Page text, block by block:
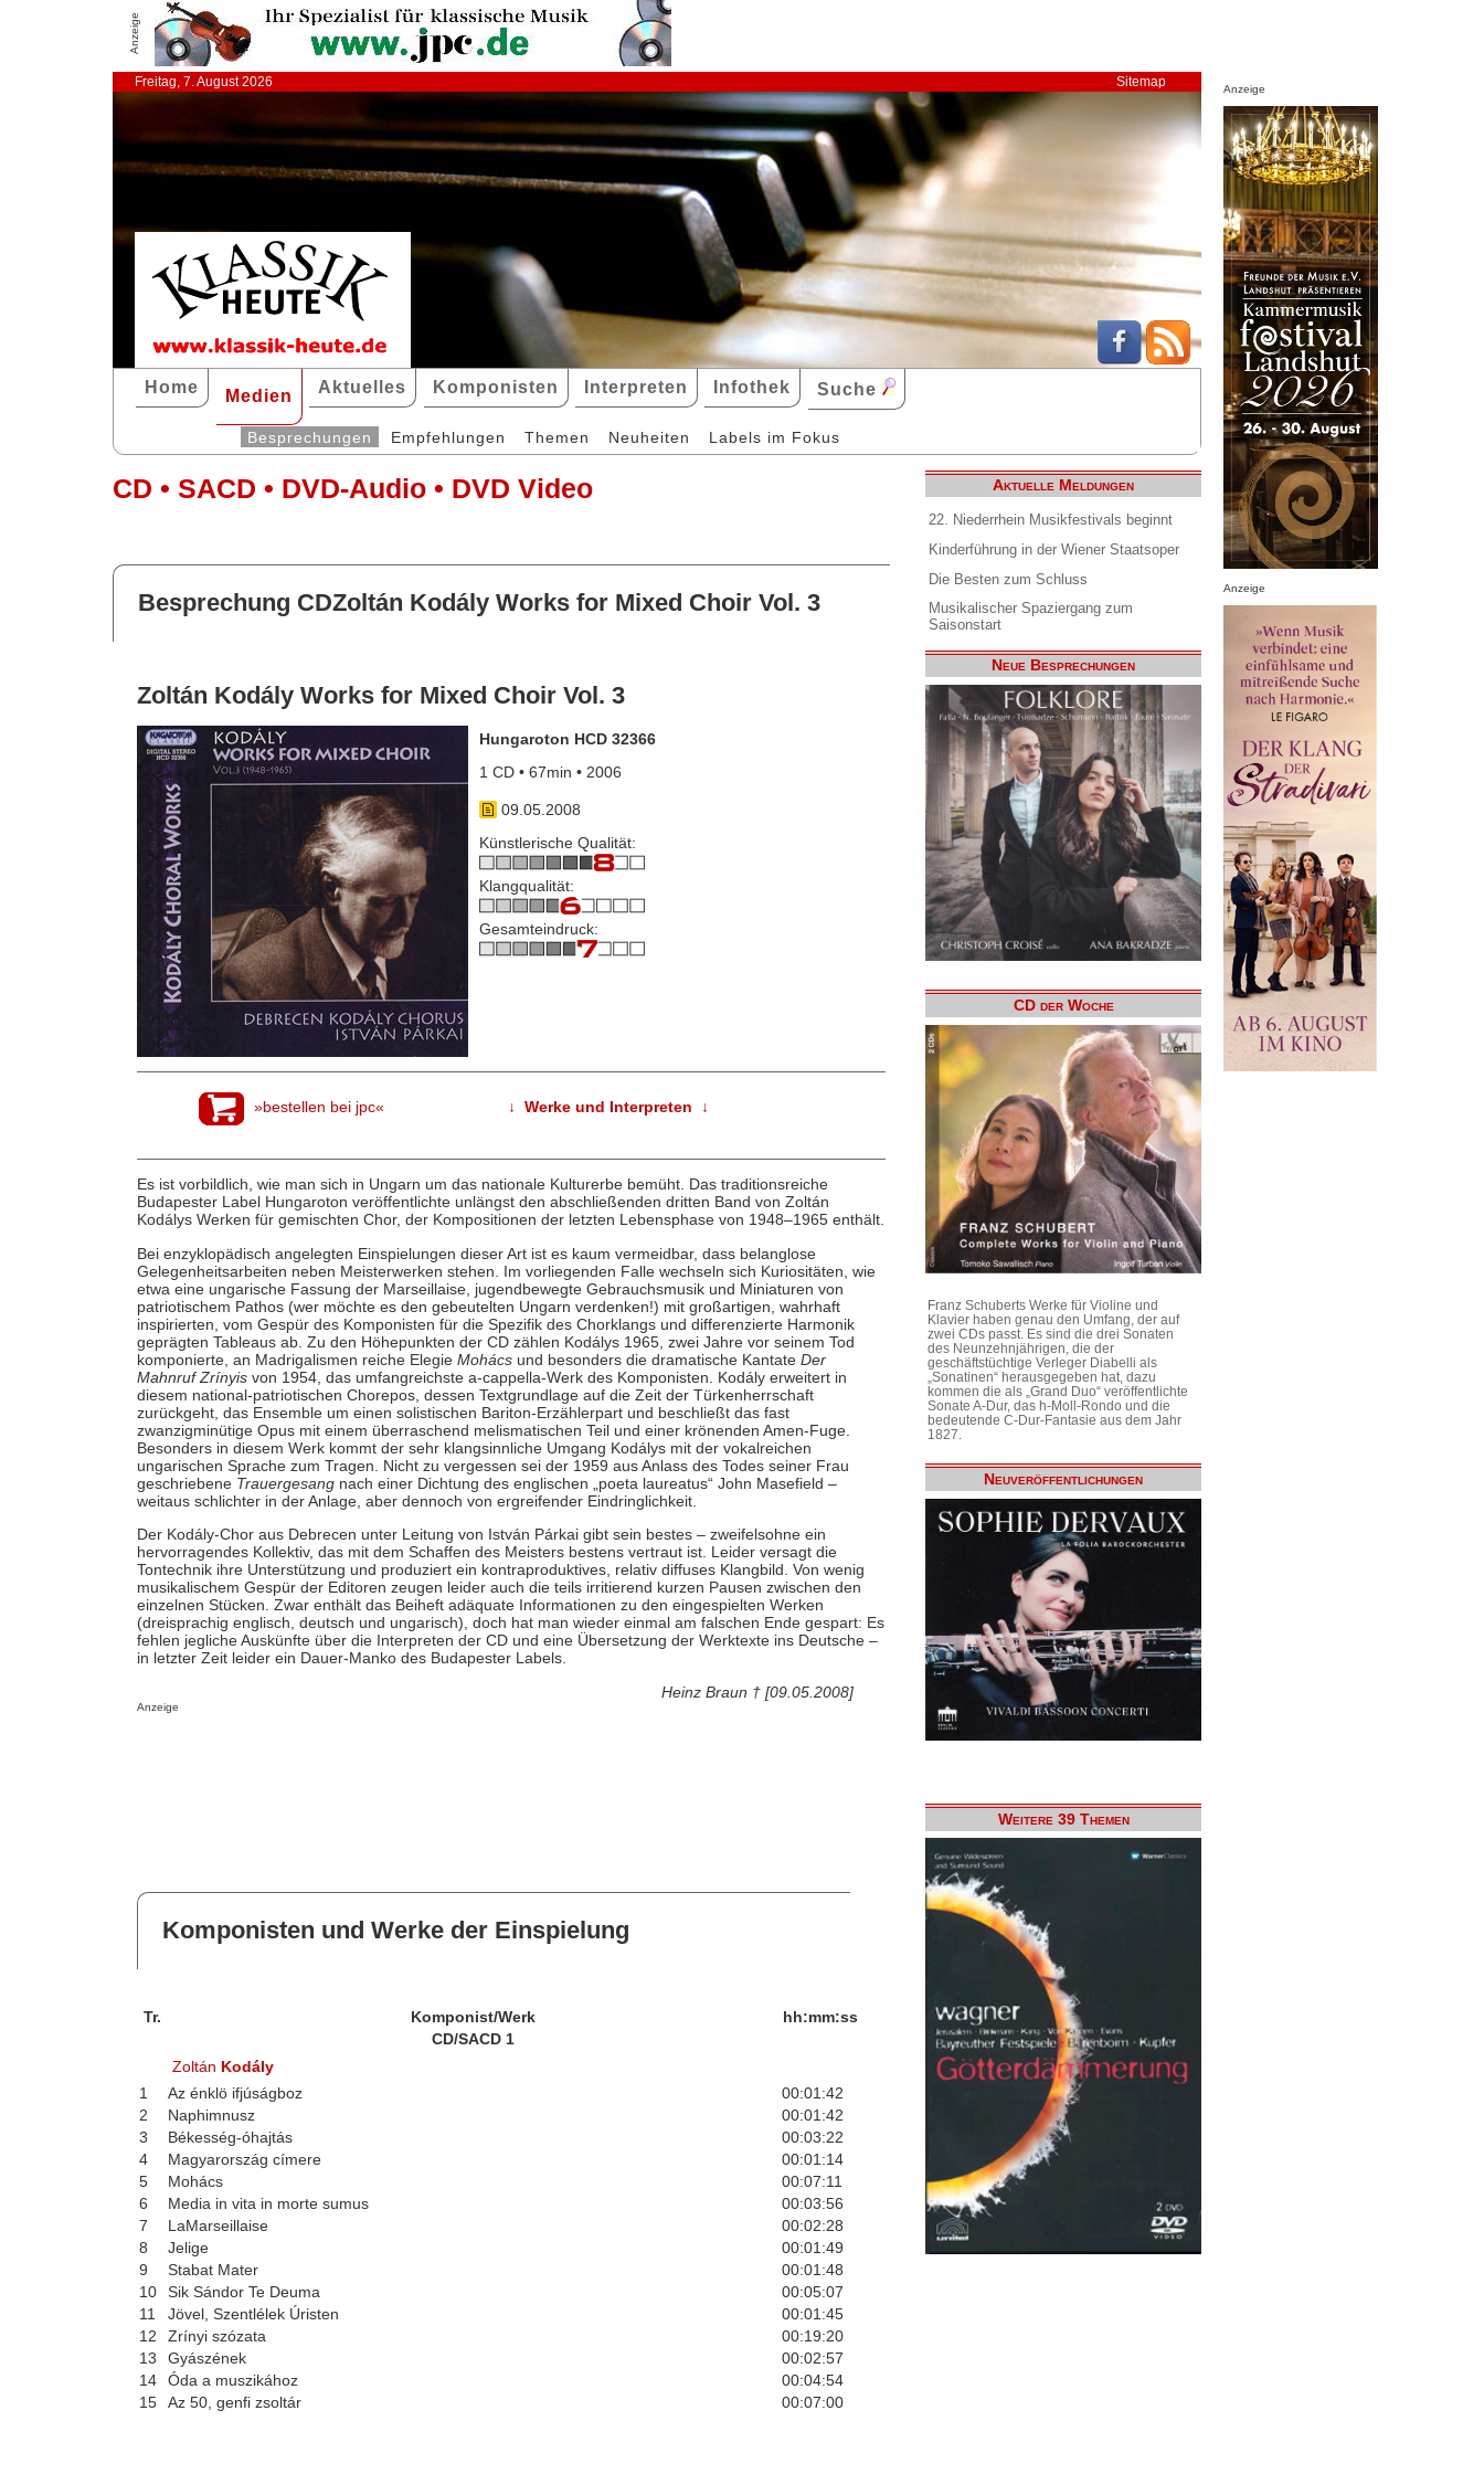
Anzeige
Freitag, 7. August 2026 Sitemap
Home Medien Aktuelles Komponisten Interpreten Infothek Suche
Besprechungen Empfehlungen Themen Neuheiten Labels im Fokus
CD • SACD • DVD-Audio • DVD Video
Besprechung CDZoltán Kodály Works for Mixed Choir Vol. 3
Zoltán Kodály Works for Mixed Choir Vol. 3
Hungaroton HCD 32366
1 CD • 67min • 2006
09.05.2008
Künstlerische Qualität:
Klangqualität:
Gesamteindruck:
»bestellen bei jpc« ↓ Werke und Interpreten ↓
Es ist vorbildlich, wie man sich in Ungarn um das nationale Kulturerbe bemüht. Das traditionsreiche
Budapester Label Hungaroton veröffentlichte unlängst den abschließenden dritten Band von Zoltán
Kodálys Werken für gemischten Chor, der Kompositionen der letzten Lebensphase von 1948–1965 enthält.
Bei enzyklopädisch angelegten Einspielungen dieser Art ist es kaum vermeidbar, dass belanglose
Gelegenheitsarbeiten neben Meisterwerken stehen. Im vorliegenden Falle wechseln sich Kuriositäten, wie
etwa eine ungarische Fassung der Marseillaise, jugendbewegte Gebrauchsmusik und Miniaturen von
patriotischem Pathos (wer möchte es den gebeutelten Ungarn verdenken!) mit großartigen, wahrhaft
inspirierten, vom Gespür des Komponisten für die Spezifik des Chorklangs und differenzierte Harmonik
geprägten Tableaus ab. Zu den Höhepunkten der CD zählen Kodálys 1965, zwei Jahre vor seinem Tod
komponierte, an Madrigalismen reiche Elegie Mohácsund besonders die dramatische Kantate Der
Mahnruf Zrínyisvon 1954, das umfangreichste a-cappella-Werk des Komponisten. Kodály erweitert in
diesem national-patriotischen Chorepos, dessen Textgrundlage auf die Zeit der Türkenherrschaft
zurückgeht, das Ensemble um einen solistischen Bariton-Erzählerpart und beschließt das fast
zwanzigminütige Opus mit einem überraschend melismatischen Teil und einer krönenden Amen-Fuge.
Besonders in diesem Werk kommt der sehr klangsinnliche Umgang Kodálys mit der vokalreichen
ungarischen Sprache zum Tragen. Nicht zu vergessen sei der 1959 aus Anlass des Todes seiner Frau
geschriebene Trauergesangnach einer Dichtung des englischen „poeta laureatus“ John Masefield –
weitaus schlichter in der Anlage, aber dennoch von ergreifender Eindringlichkeit.
Der Kodály-Chor aus Debrecen unter Leitung von István Párkai gibt sein bestes – zweifelsohne ein
hervorragendes Kollektiv, das mit dem Schaffen des Meisters bestens vertraut ist. Leider versagt die
Tontechnik ihre Unterstützung und produziert ein kontraproduktives, relativ diffuses Klangbild. Von wenig
musikalischem Gespür der Editoren zeugen leider auch die teils irritierend kurzen Pausen zwischen den
einzelnen Stücken. Zwar enthält das Beiheft adäquate Informationen zu den eingespielten Werken
(dreisprachig englisch, deutsch und ungarisch), doch hat man wieder einmal am falschen Ende gespart: Es
fehlen jegliche Auskünfte über die Interpreten der CD und eine Übersetzung der Werktexte ins Deutsche –
in letzter Zeit leider ein Dauer-Manko des Budapester Labels.
Heinz Braun † [09.05.2008]
Anzeige
Komponisten und Werke der Einspielung
Tr. Komponist/Werk
hh:mm:ss
CD/SACD 1
Zoltán Kodály
1
Az énklö ifjúságboz
00:01:42
2
Naphimnusz
00:01:42
3
Békesség-óhajtás
00:03:22
4
Magyarország címere
00:01:14
5
Mohács
00:07:11
6
Media in vita in morte sumus
00:03:56
7
LaMarseillaise
00:02:28
8
Jelige
00:01:49
9
Stabat Mater
00:01:48
10
Sik Sándor Te Deuma
00:05:07
11
Jövel, Szentlélek Úristen
00:01:45
12
Zrínyi szózata
00:19:20
13
Gyászének
00:02:57
14
Óda a muszikához
00:04:54
15
Az 50, genfi zsoltár 00:07:00
Aktuelle Meldungen
22. Niederrhein Musikfestivals beginnt
Kinderführung in der Wiener Staatsoper
Die Besten zum Schluss
Musikalischer Spaziergang zum
Saisonstart
Neue Besprechungen
CD der Woche
Franz Schuberts Werke für Violine und
Klavier haben genau den Umfang, der auf
zwei CDs passt. Es sind die drei Sonaten
des Neunzehnjährigen, die der
geschäftstüchtige Verleger Diabelli als
„Sonatinen“ herausgegeben hat, dazu
kommen die als „Grand Duo“ veröffentlichte
Sonate A-Dur, das h-Moll-Rondo und die
bedeutende C-Dur-Fantasie aus dem Jahr
1827.
Neuveröffentlichungen
Weitere 39 Themen
Anzeige
Anzeige